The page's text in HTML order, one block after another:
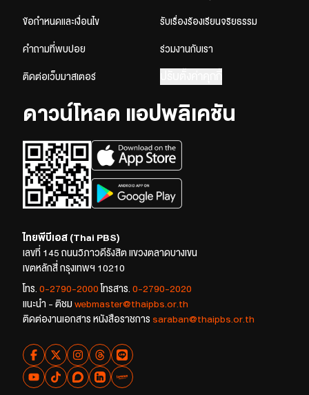
ข้อกำหนดและเงื่อนไข รับเรื่องร้องเรียนจริยธรรม
คำถามที่พบบ่อย ร่วมงานกับเรา
ติดต่อเว็บมาสเตอร์
ดาวน์โหลด แอปพลิเคชัน
ไทยพีบีเอส (Thai PBS)
เลขที่ 145 ถนนวิภาวดีรังสิต แขวงตลาดบางเขน
เขตหลักสี่ กรุงเทพฯ 10210
โทร. 0-2790-2000 โทรสาร. 0-2790-2020
แนะนำ - ติชม webmaster@thaipbs.or.th
ติดต่องานเอกสาร หนังสือราชการ saraban@thaipbs.or.th